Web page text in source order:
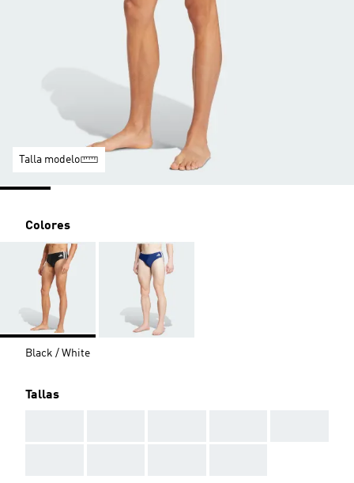
Talla modelo
Colores
Black / White
Tallas